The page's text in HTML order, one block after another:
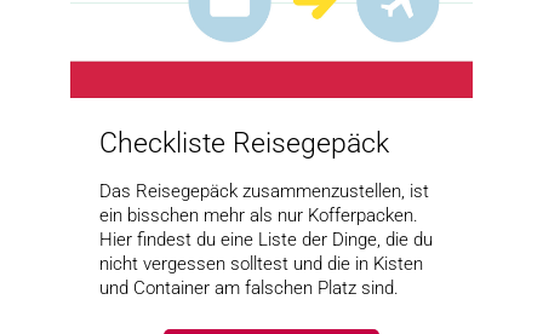
Checkliste Reisegepäck
Das Reisegepäck zusammenzustellen, ist
ein bisschen mehr als nur Kofferpacken.
Hier findest du eine Liste der Dinge, die du
nicht vergessen solltest und die in Kisten
und Container am falschen Platz sind.